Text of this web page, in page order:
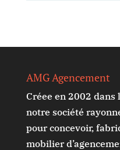
AMG Agencement
Créee en 2002
notre société
pour concevoir,
mobilier